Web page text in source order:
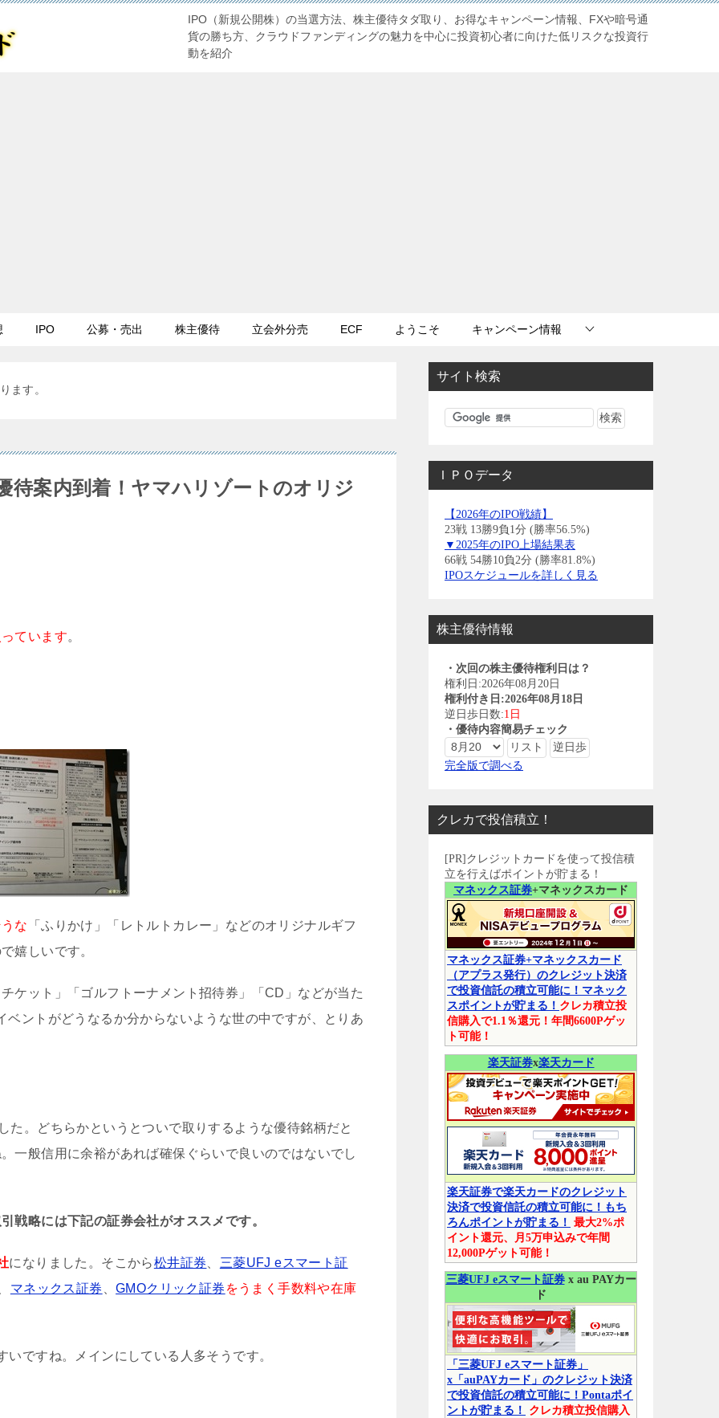
IPO（新規公開株）の当選方法、株主優待タダ取り、お得なキャンペーン情報、FXや暗号通
貨の勝ち方、クラウドファンディングの魅力を中心に投資初心者に向けた低リスクな投資行
動を紹介
IPO 公募・売出 株主優待 立会外分売 ECF ようこそ キャンペーン情報
ます。
待案内到着！ヤマハリゾートのオリジ
ています。
な
「ふりかけ」「レトルトカレー」などのオリジナルギフ
嬉しいです。
ケット」「ゴルフトーナメント招待券」「CD」などが当た
ントがどうなるか分からないような世の中ですが、とりあ
。どちらかというとついで取りするような優待銘柄だと
一般信用に余裕があれば確保ぐらいで良いのではないでし
戦略には下記の証券会社がオススメです。
になりました。そこから松井証券
三菱UFJ eスマート証
マネックス証券 、GMOクリック証券 をうまく手数料や在庫
ですね。メインにしている人多そうです。
サイト検索
ＩＰＯデータ
【2026年のIPO戦績】
23戦 13勝9負1分 (勝率56.5%)
▼2025年のIPO上場結果表
66戦 54勝10負2分 (勝率81.8%)
IPOスケジュールを詳しく見る
株主優待情報
・次回の株主優待権利日は？
権利日:2026年08月20日
権利付き日:2026年08月18日
逆日歩日数:1日
・優待内容簡易チェック
完全版で調べる
クレカで投信積立！
[PR]クレジットカードを使って投信積
立を行えばポイントが貯まる！
マネックス証券+マネックスカード
マネックス証券+マネックスカード
（アプラス発行）のクレジット決済
で投資信託の積立可能に！マネック
スポイントが貯まる！ クレカ積立投
信購入で1.1％還元！年間6600Pゲッ
ト可能！
楽天証券x楽天カード
楽天証券で楽天カードのクレジット
決済で投資信託の積立可能に！もち
ろんポイントが貯まる！ 最大2%ポ
イント還元、月5万申込みで年間
12,000Pゲット可能！
三菱UFJ eスマート証券x au PAYカー
ド
「三菱UFJ eスマート証券」
x「auPAYカード」のクレジット決済
で投資信託の積立可能に！Pontaポイ
ントが貯まる！
クレカ積立投信購入